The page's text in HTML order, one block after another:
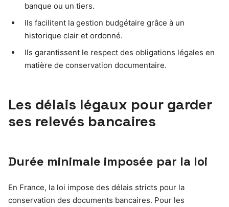
banque ou un tiers.
Ils facilitent la gestion budgétaire grâce à un
historique clair et ordonné.
Ils garantissent le respect des obligations légales en
matière de conservation documentaire.
Les délais légaux pour garder
ses relevés bancaires
Durée minimale imposée par la loi
En France, la loi impose des délais stricts pour la
conservation des documents bancaires. Pour les